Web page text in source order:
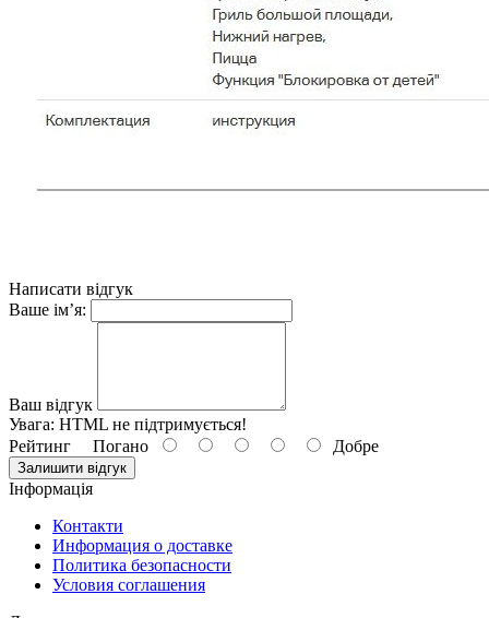
Написати відгук
Ваше ім’я:
Ваш відгук
Увага: HTML не підтримується!
Рейтинг Погано Добре
Залишити відгук
Інформація
Контакти
Информация о доставке
Политика безопасности
Условия соглашения